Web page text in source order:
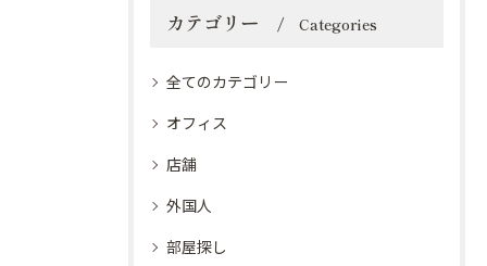
カテゴリー Categories
全てのカテゴリー
オフィス
店舗
外国人
部屋探し